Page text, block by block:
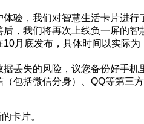
验，我们对智慧生活卡片进行
，我们将再次上线负一屏的智
月底发布，具体时间以实际为
丢失的风险，议您备份好手机
包括微信分身）、QQ等第三方
卡片。